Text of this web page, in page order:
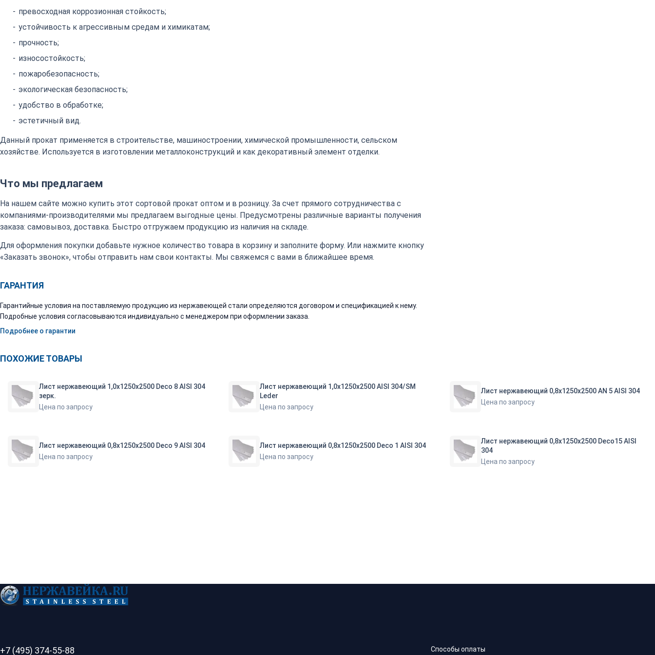
превосходная коррозионная стойкость;
устойчивость к агрессивным средам и химикатам;
прочность;
износостойкость;
пожаробезопасность;
экологическая безопасность;
удобство в обработке;
эстетичный вид.
Данный прокат применяется в строительстве, машиностроении, химической промышленности, сельском
хозяйстве. Используется в изготовлении металлоконструкций и как декоративный элемент отделки.
Что мы предлагаем
На нашем сайте можно купить этот сортовой прокат оптом и в розницу. За счет прямого сотрудничества с
компаниями-производителями мы предлагаем выгодные цены. Предусмотрены различные варианты получения
заказа: самовывоз, доставка. Быстро отгружаем продукцию из наличия на складе.
Для оформления покупки добавьте нужное количество товара в корзину и заполните форму. Или нажмите кнопку
«Заказать звонок», чтобы отправить нам свои контакты. Мы свяжемся с вами в ближайшее время.
ГАРАНТИЯ
Гарантийные условия на поставляемую продукцию из нержавеющей стали определяются договором и спецификацией к нему.
Подробные условия согласовываются индивидуально с менеджером при оформлении заказа.
Подробнее о гарантии
ПОХОЖИЕ ТОВАРЫ
Лист нержавеющий 1,0х1250х2500 Deco 8 AISI 304
зерк.
Цена по запросу
Лист нержавеющий 1,0х1250х2500 AISI 304/SM
Leder
Цена по запросу
Лист нержавеющий 0,8х1250х2500 AN 5 AISI 304
Цена по запросу
Лист нержавеющий 0,8х1250х2500 Deco 9 AISI 304
Цена по запросу
Лист нержавеющий 0,8х1250х2500 Deco 1 AISI 304
Цена по запросу
Лист нержавеющий 0,8х1250х2500 Deco15 AISI
304
Цена по запросу
+7 (495) 374-55-88 Способы оплаты